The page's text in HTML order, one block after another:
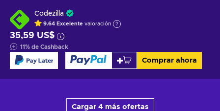
Codezilla
9.64 Excelente valoración
35,59 US$
11% de Cashback
Comprar ahora
Cargar 4 más ofertas